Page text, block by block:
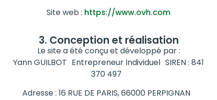
Site web : https://www.ovh.com
3. Conception et réalisation
Le site a été conçu et développé par :
Yann GUILBOT Entrepreneur Individuel SIREN : 841
370 497
Adresse : 16 RUE DE PARIS, 66000 PERPIGNAN